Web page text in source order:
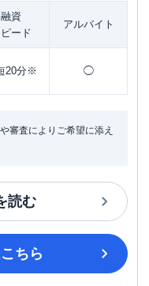
融資
ード
アルバイト
20分※ ◯
審査によりご希望に添え
読む
ちら